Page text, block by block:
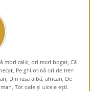
mori calic, ori mori bogat, Că
Pe ghilotină ori de tren
Din rasa albă, african, De
Tot oale şi ulcele eşti.